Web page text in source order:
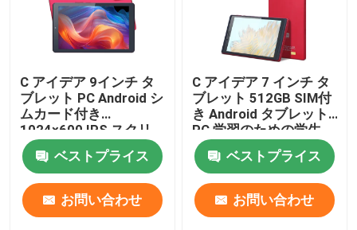
9インチタブレットPC
10インチタブレットPC
11インチタブレットPC
14インチタブレットPC
C アイデア 9インチ タ
ブレット PC Android シ
ムカード付き
1024×600 IPS スクリ
ーンディスプレイ Wifi
GPS ティーンズ 学生
CM915
ベストプライス
お問い合わせ
C アイデア 7 インチ タ
ブレット 512GB SIM付
き Android タブレット
PC 学習のための学生
CM525 赤
ベストプライス
お問い合わせ